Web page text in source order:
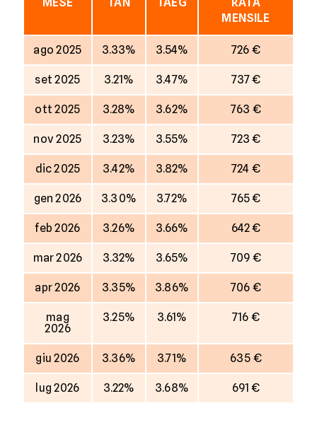
MENSILE
ago 2025 3.33% 3.54% 726 €
set 2025 3.21% 3.47% 737 €
ott 2025 3.28% 3.62% 763 €
nov 2025 3.23% 3.55% 723 €
dic 2025 3.42% 3.82% 724 €
gen 2026 3.30% 3.72% 765 €
feb 2026 3.26% 3.66% 642 €
mar 2026 3.32% 3.65% 709 €
apr 2026 3.35% 3.86% 706 €
mag
2026
3.25% 3.61% 716 €
giu 2026 3.36% 3.71% 635 €
lug 2026 3.22% 3.68% 691 €